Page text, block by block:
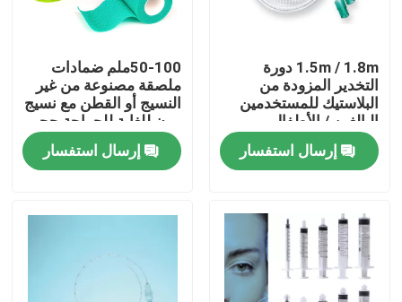
المنتجات
فيديوهات
1.5m / 1.8m دورة
التخدير المزودة من
البلاستيك للمستخدمين
البالغين / الأطفال
إرسال استفسار
50-100ملم ضمادات
ملصقة مصنوعة من غير
النسيج أو القطن مع نسيج
مرن للغاية للجراحة حجم
مخصص لون
إرسال استفسار